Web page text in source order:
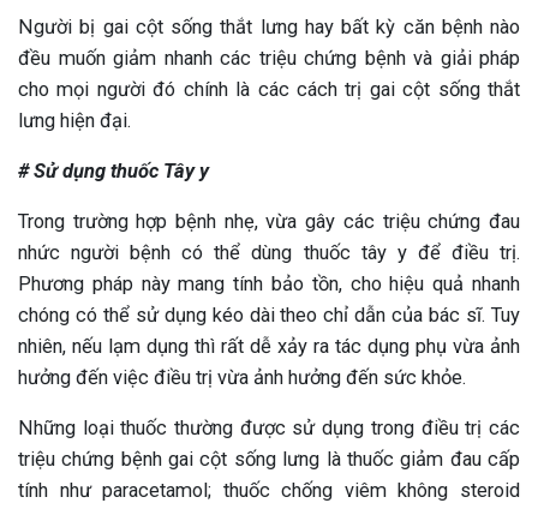
Người bị gai cột sống thắt lưng hay bất kỳ căn bệnh nào
đều muốn giảm nhanh các triệu chứng bệnh và giải pháp
cho mọi người đó chính là các cách trị gai cột sống thắt
lưng hiện đại.
# Sử dụng thuốc Tây y
Trong trường hợp bệnh nhẹ, vừa gây các triệu chứng đau
nhức người bệnh có thể dùng thuốc tây y để điều trị.
Phương pháp này mang tính bảo tồn, cho hiệu quả nhanh
chóng có thể sử dụng kéo dài theo chỉ dẫn của bác sĩ. Tuy
nhiên, nếu lạm dụng thì rất dễ xảy ra tác dụng phụ vừa ảnh
hưởng đến việc điều trị vừa ảnh hưởng đến sức khỏe.
Những loại thuốc thường được sử dụng trong điều trị các
triệu chứng bệnh gai cột sống lưng là thuốc giảm đau cấp
tính như paracetamol; thuốc chống viêm không steroid